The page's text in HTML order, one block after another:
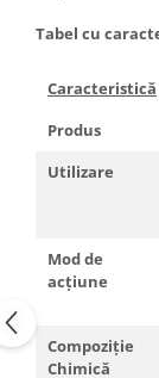
Tabel cu
Caracteristică
Produs
Utilizare
Mod de
acțiune
Compoziție
Chimică